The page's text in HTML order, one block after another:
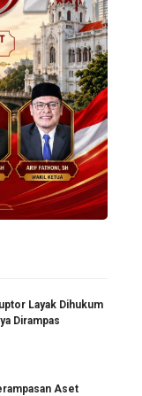
Layak Dihukum
Dirampas
Aset